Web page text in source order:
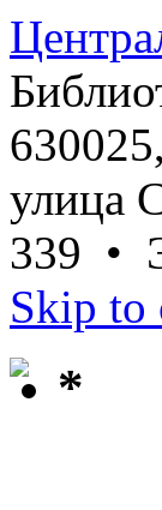
улица
339 •
Skip to
*